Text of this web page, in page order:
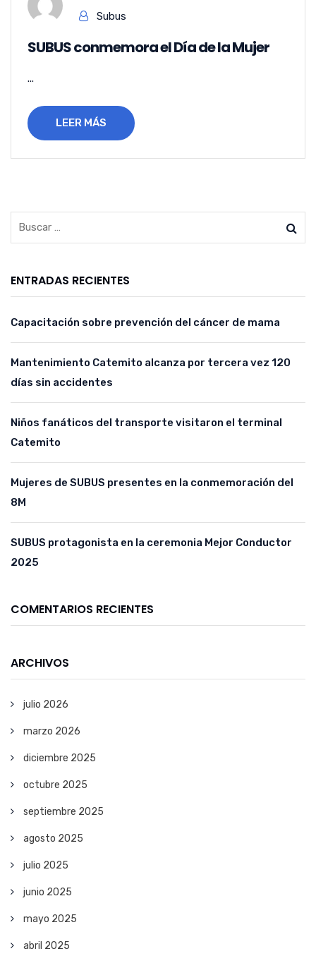
Subus
SUBUS conmemora el Día de la Mujer
...
LEER MÁS
ENTRADAS RECIENTES
Capacitación sobre prevención del cáncer de mama
Mantenimiento Catemito alcanza por tercera vez 120
días sin accidentes
Niños fanáticos del transporte visitaron el terminal
Catemito
Mujeres de SUBUS presentes en la conmemoración del
8M
SUBUS protagonista en la ceremonia Mejor Conductor
2025
COMENTARIOS RECIENTES
ARCHIVOS
julio 2026
marzo 2026
diciembre 2025
octubre 2025
septiembre 2025
agosto 2025
julio 2025
junio 2025
mayo 2025
abril 2025